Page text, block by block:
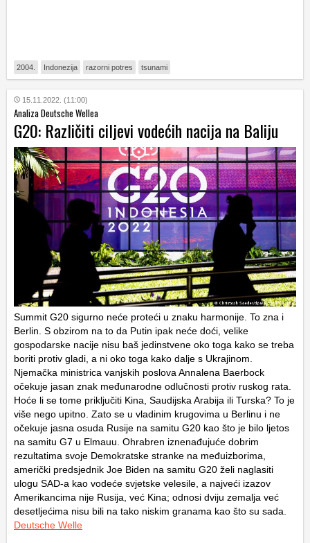
2004. Indonezija razorni potres tsunami
15.11.2022. (11:00)
Analiza Deutsche Wellea
G20: Različiti ciljevi vodećih nacija na Baliju
Summit G20 sigurno neće proteći u znaku harmonije. To zna i
Berlin. S obzirom na to da Putin ipak neće doći, velike
gospodarske nacije nisu baš jedinstvene oko toga kako se treba
boriti protiv gladi, a ni oko toga kako dalje s Ukrajinom.
Njemačka ministrica vanjskih poslova Annalena Baerbock
očekuje jasan znak međunarodne odlučnosti protiv ruskog rata.
Hoće li se tome priključiti Kina, Saudijska Arabija ili Turska? To je
više nego upitno. Zato se u vladinim krugovima u Berlinu i ne
očekuje jasna osuda Rusije na samitu G20 kao što je bilo ljetos
na samitu G7 u Elmauu. Ohrabren iznenađujuće dobrim
rezultatima svoje Demokratske stranke na međuizborima,
američki predsjednik Joe Biden na samitu G20 želi naglasiti
ulogu SAD-a kao vodeće svjetske velesile, a najveći izazov
Amerikancima nije Rusija, već Kina; odnosi dviju zemalja već
desetljećima nisu bili na tako niskim granama kao što su sada.
Deutsche Welle